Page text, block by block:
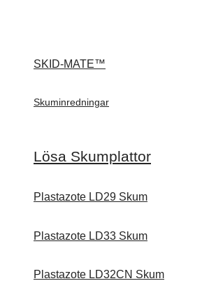
SKID-MATE™
Skuminredningar
Lösa Skumplattor
Plastazote LD29 Skum
Plastazote LD33 Skum
Plastazote LD32CN Skum